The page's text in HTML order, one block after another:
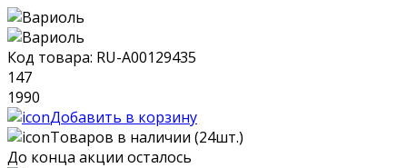
Код товара: RU-A00129435
147
1990
Добавить в корзину
Товаров в наличии (24шт.)
До конца акции осталось